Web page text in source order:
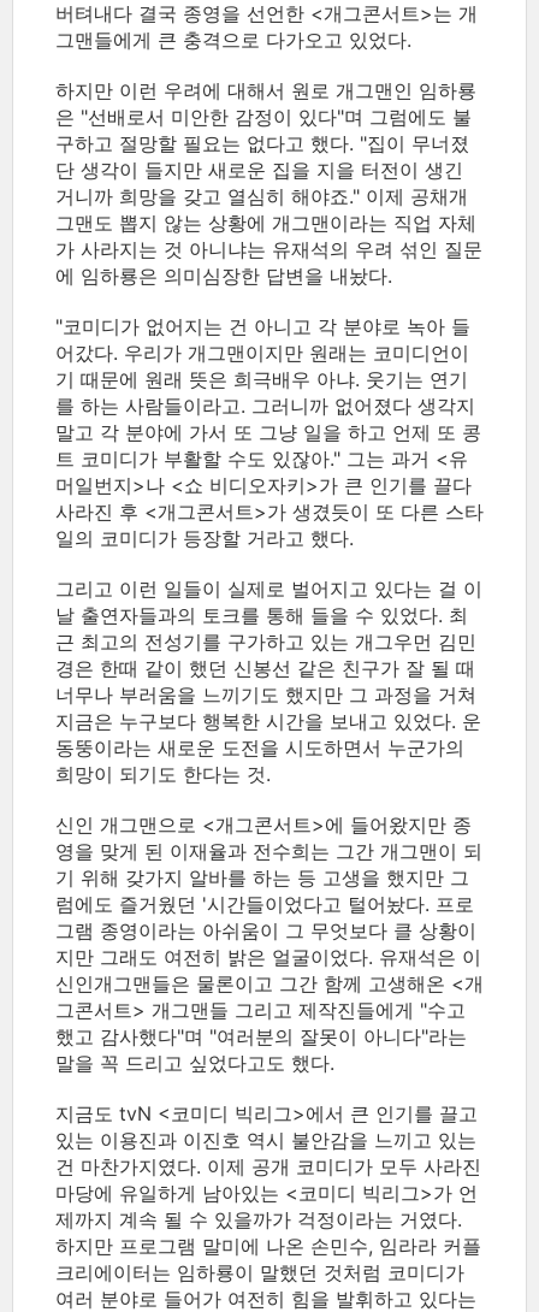
버텨내다 결국 종영을 선언한 <개그콘서트>는 개
그맨들에게 큰 충격으로 다가오고 있었다.
하지만 이런 우려에 대해서 원로 개그맨인 임하룡
은 "선배로서 미안한 감정이 있다"며 그럼에도 불
구하고 절망할 필요는 없다고 했다. "집이 무너졌
단 생각이 들지만 새로운 집을 지을 터전이 생긴
거니까 희망을 갖고 열심히 해야죠." 이제 공채개
그맨도 뽑지 않는 상황에 개그맨이라는 직업 자체
가 사라지는 것 아니냐는 유재석의 우려 섞인 질문
에 임하룡은 의미심장한 답변을 내놨다.
"코미디가 없어지는 건 아니고 각 분야로 녹아 들
어갔다. 우리가 개그맨이지만 원래는 코미디언이
기 때문에 원래 뜻은 희극배우 아냐. 웃기는 연기
를 하는 사람들이라고. 그러니까 없어졌다 생각지
말고 각 분야에 가서 또 그냥 일을 하고 언제 또 콩
트 코미디가 부활할 수도 있잖아." 그는 과거 <유
머일번지>나 <쇼 비디오자키>가 큰 인기를 끌다
사라진 후 <개그콘서트>가 생겼듯이 또 다른 스타
일의 코미디가 등장할 거라고 했다.
그리고 이런 일들이 실제로 벌어지고 있다는 걸 이
날 출연자들과의 토크를 통해 들을 수 있었다. 최
근 최고의 전성기를 구가하고 있는 개그우먼 김민
경은 한때 같이 했던 신봉선 같은 친구가 잘 될 때
너무나 부러움을 느끼기도 했지만 그 과정을 거쳐
지금은 누구보다 행복한 시간을 보내고 있었다. 운
동뚱이라는 새로운 도전을 시도하면서 누군가의
희망이 되기도 한다는 것.
신인 개그맨으로 <개그콘서트>에 들어왔지만 종
영을 맞게 된 이재율과 전수희는 그간 개그맨이 되
기 위해 갖가지 알바를 하는 등 고생을 했지만 그
럼에도 즐거웠던 '시간들이었다고 털어놨다. 프로
그램 종영이라는 아쉬움이 그 무엇보다 클 상황이
지만 그래도 여전히 밝은 얼굴이었다. 유재석은 이
신인개그맨들은 물론이고 그간 함께 고생해온 <개
그콘서트> 개그맨들 그리고 제작진들에게 "수고
했고 감사했다"며 "여러분의 잘못이 아니다"라는
말을 꼭 드리고 싶었다고도 했다.
지금도 tvN <코미디 빅리그>에서 큰 인기를 끌고
있는 이용진과 이진호 역시 불안감을 느끼고 있는
건 마찬가지였다. 이제 공개 코미디가 모두 사라진
마당에 유일하게 남아있는 <코미디 빅리그>가 언
제까지 계속 될 수 있을까가 걱정이라는 거였다.
하지만 프로그램 말미에 나온 손민수, 임라라 커플
크리에이터는 임하룡이 말했던 것처럼 코미디가
여러 분야로 들어가 여전히 힘을 발휘하고 있다는